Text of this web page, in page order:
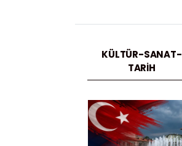
KÜLTÜR-SANAT-
TARIH